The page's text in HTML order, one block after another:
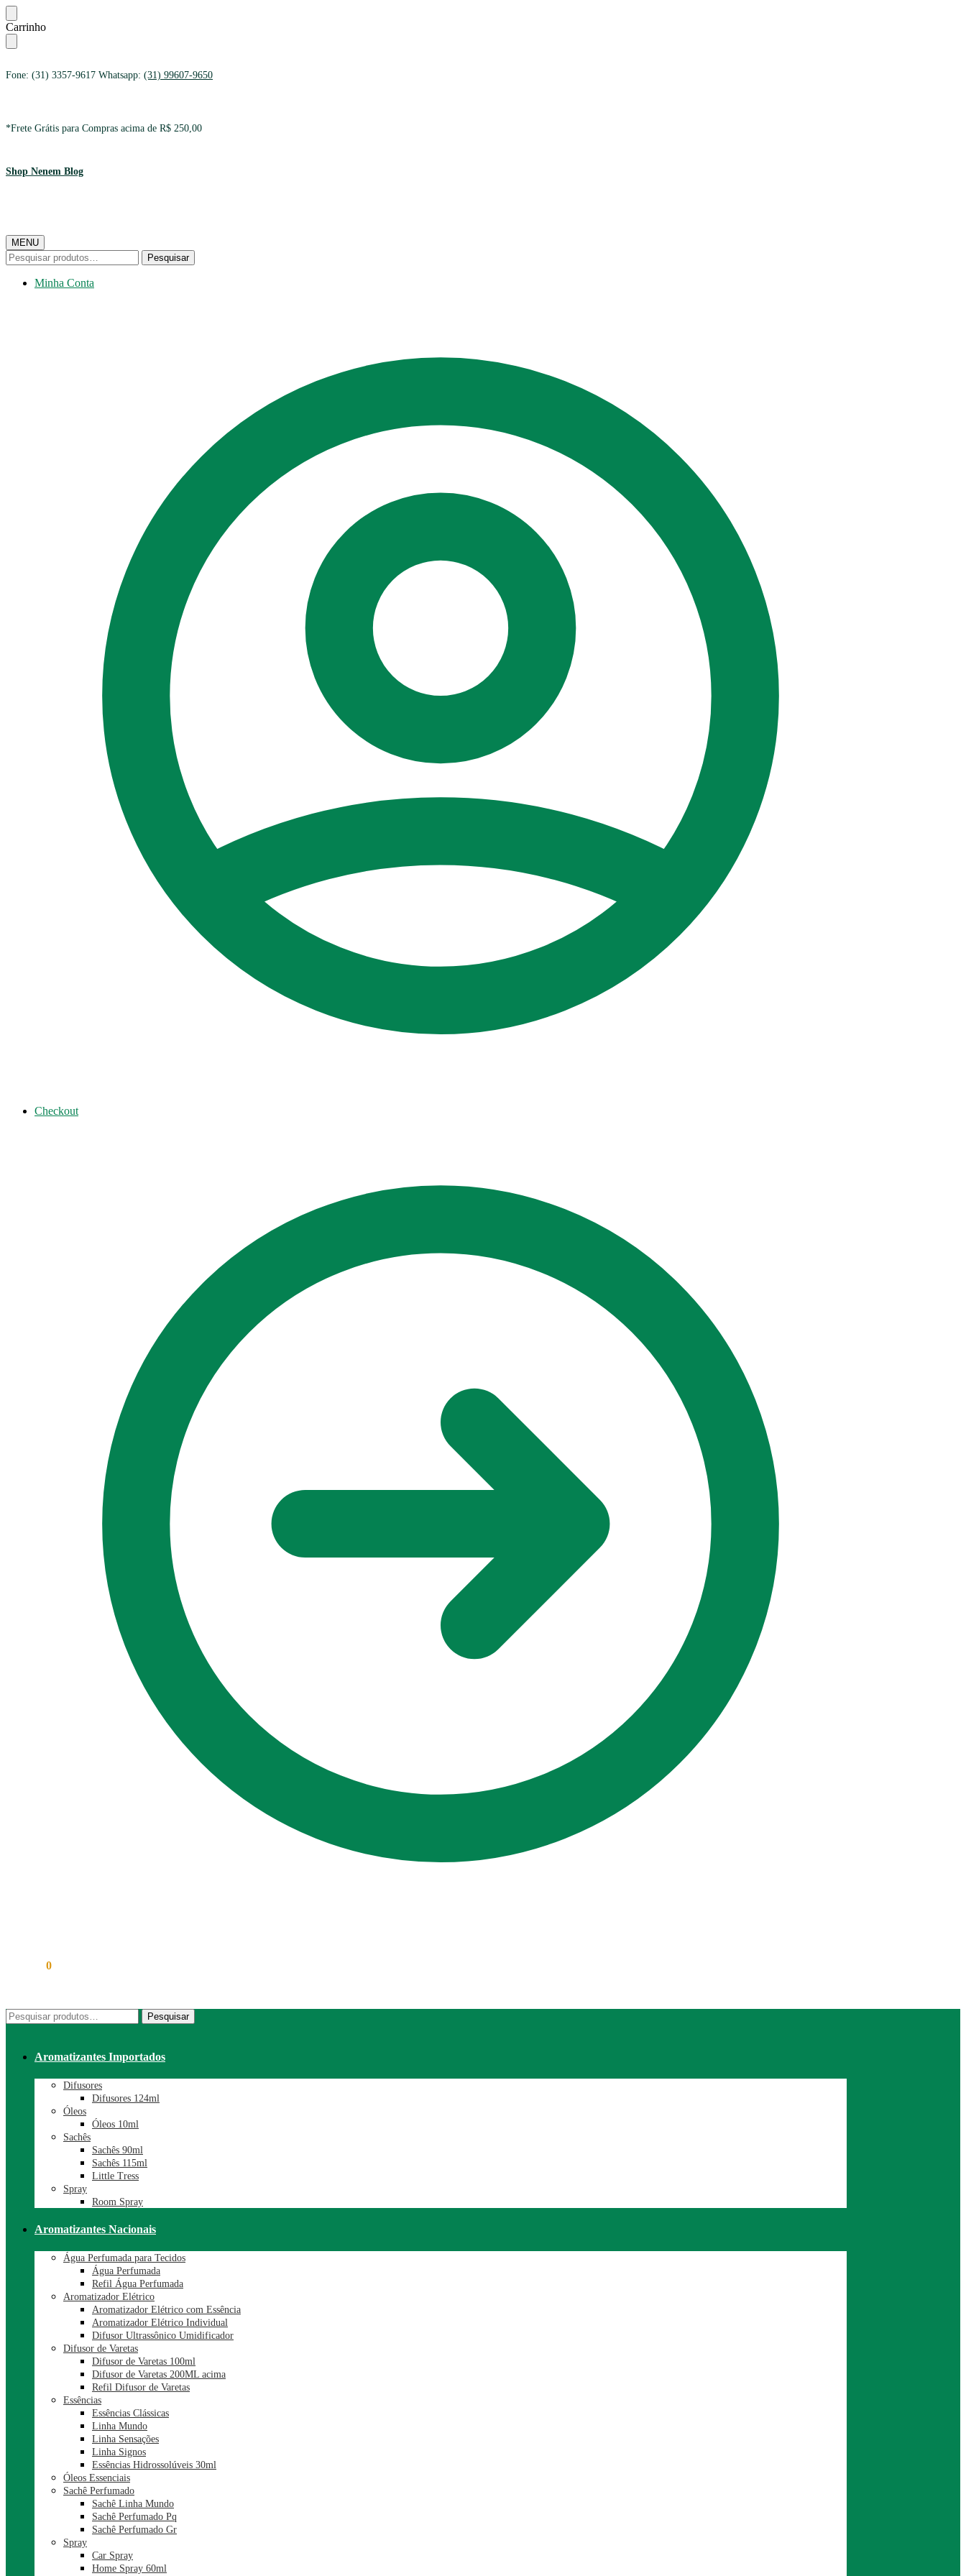
Ir
para
a
Ir
para
o
Carrinho
Fone: (31) 3357-9617 Whatsapp: (31) 99607-9650
*Frete Grátis para Compras acima de R$ 250,00
Shop Nenem Blog
MENU
Pesquisar
por:
Pesquisar
Minha Conta
Checkout
0
Pesquisar
por:
Pesquisar
Aromatizantes Importados
Difusores
Difusores 124ml
Óleos
Óleos 10ml
Sachês
Sachês 90ml
Sachês 115ml
Little Tress
Spray
Room Spray
Aromatizantes Nacionais
Água Perfumada para Tecidos
Água Perfumada
Refil Água Perfumada
Aromatizador Elétrico
Aromatizador Elétrico com Essência
Aromatizador Elétrico Individual
Difusor Ultrassônico Umidificador
Difusor de Varetas
Difusor de Varetas 100ml
Difusor de Varetas 200ML acima
Refil Difusor de Varetas
Essências
Essências Clássicas
Linha Mundo
Linha Sensações
Linha Signos
Essências Hidrossolúveis 30ml
Óleos Essenciais
Sachê Perfumado
Sachê Linha Mundo
Sachê Perfumado Pq
Sachê Perfumado Gr
Spray
Car Spray
Home Spray 60ml